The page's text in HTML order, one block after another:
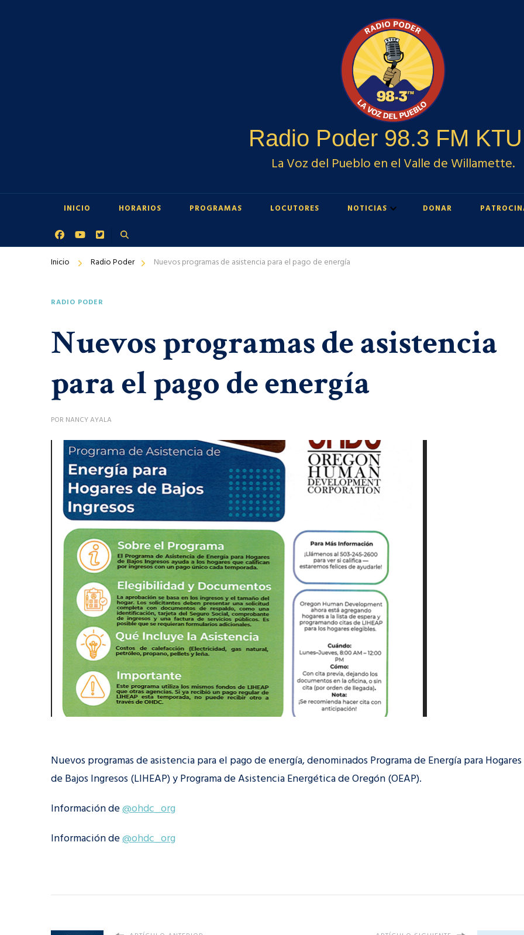
Radio Poder 98.3 FM
La Voz del Pueblo en el Valle de Willamette.
INICIO HORARIOS PROGRAMAS LOCUTORES NOTICIAS DONAR
Inicio Radio Poder Nuevos programas de asistencia para el pago de energía
RADIO PODER
Nuevos programas de asistencia
para el pago de energía
POR NANCY AYALA
Nuevos programas de asistencia para el pago de energía, denominados Programa de Energía para Hogares
de Bajos Ingresos (LIHEAP) y Programa de Asistencia Energética de Oregón (OEAP).
Información de@ohdc_org
Información de@ohdc_org